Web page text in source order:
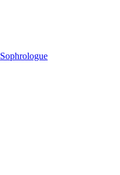
Sophrologue